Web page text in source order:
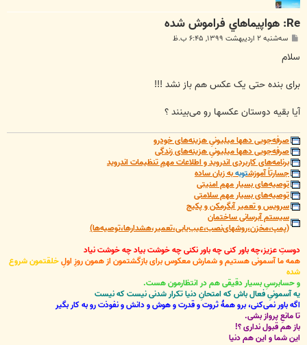
Re: هواپيماهاي فراموش شده
ت
سه‌شنبه ۲ اردیبهشت ۱۳۹۹, ۶:۴۵ ب.ظ
سلام
برای بنده حتی یک عکس هم باز نشد !!!
آیا بقیه دوستان عکسها رو می‌بینند ؟
صرفه‌جویی دهها میلیونیِ هزینه‌های خودرو
صرفه‌جویی دهها میلیونیِ هزینه‌های زندگی
برنامه‌های کاربردی اندروید و اطلاعات مهمِ تنظیمات اندروید
جسارتاً آموزشتوبهبه زبان ساده
توصیه‌های بسیار مهم امنیتی
توصیه‌های بسیار مهم سلامتی
سرویس و تعمیر آبگرمکن و پکیج
سیستم آبرسانی ساختمان
(پمپ،مخزن،روشهای‌نصب،عیب‌یابی،تعمیر،هشدارها،توصیه‌ها)
دوستِ عزیز،چه باور کنی چه باور نکنی چه خوشت بیاد چه خوشت نیاد
همه ما آسمونی هستیم و شمارش معکوس برای بازگشتمون از همون روزِ اولِخلقتمون شروع
شده
و حسابرسیِ بسیار دقیقی هم در انتظارمون هست.
یه آسمونیِ فعال باش که امتحانِ دنیا تکرار شدنی نیست که نیست
اگه باور نمی‌کنی، برو همۀ ثروت و قدرت و هوش و دانش و نفوذت رو به کار بگیر
تا مانعِ پرواز بشی.
باز هم قبول نداری ؟!
این شما و این هم دنیا